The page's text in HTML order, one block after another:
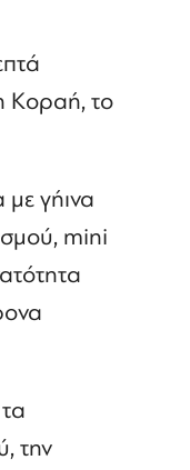
Κοραή, το
γήινα
mini
την